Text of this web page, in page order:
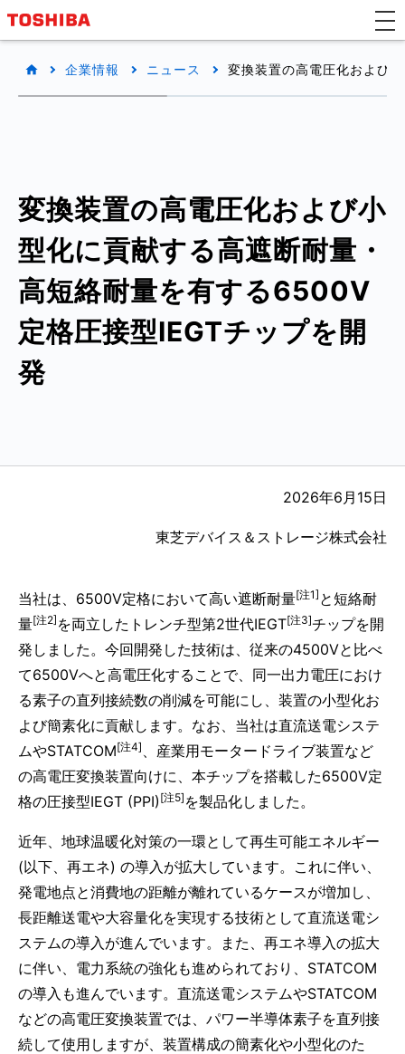
企業情報 ニュース 変換装置の高電圧化および
変換装置の高電圧化および小
型化に貢献する高遮断耐量・
高短絡耐量を有する6500V
定格圧接型IEGTチップを開
発
2026年6月15日
東芝デバイス＆ストレージ株式会社
当社は、6500V定格において高い遮断耐量[注1] と短絡耐
量[注2] を両立したトレンチ型第2世代IEGT[注3]チップを開
発しました。今回開発した技術は、従来の4500Vと比べ
て6500Vへと高電圧化することで、同一出力電圧におけ
る素子の直列接続数の削減を可能にし、装置の小型化お
よび簡素化に貢献します。なお、当社は直流送電システ
ムやSTATCOM[注4] 、産業用モータードライブ装置など
の高電圧変換装置向けに、本チップを搭載した6500V定
格の圧接型IEGT (PPI) [注5] を製品化しました。
近年、地球温暖化対策の一環として再生可能エネルギー
(以下、再エネ) の導入が拡大しています。これに伴い、
発電地点と消費地の距離が離れているケースが増加し、
長距離送電や大容量化を実現する技術として直流送電シ
ステムの導入が進んでいます。また、再エネ導入の拡大
に伴い、電力系統の強化も進められており、STATCOM
の導入も進んでいます。直流送電システムやSTATCOM
などの高電圧変換装置では、パワー半導体素子を直列接
続して使用しますが、装置構成の簡素化や小型化のた